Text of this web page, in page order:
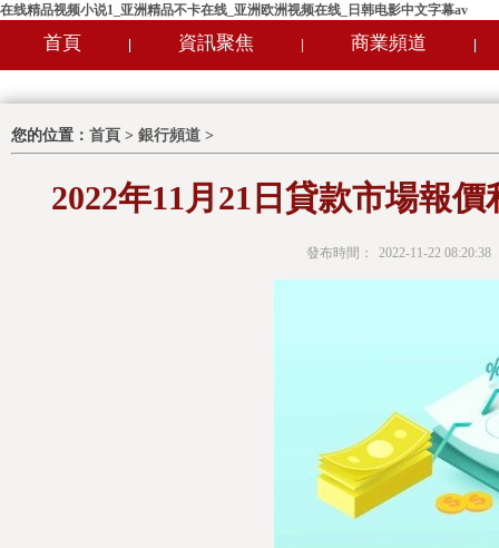
在线精品视频小说1_亚洲精品不卡在线_亚洲欧洲视频在线_日韩电影中文字幕av
首頁 資訊聚焦 商業頻道
您的位置： 首頁 > 銀行頻道 >
2022年11月21日貸款市場報
發布時間： 2022-11-22 08:20:38